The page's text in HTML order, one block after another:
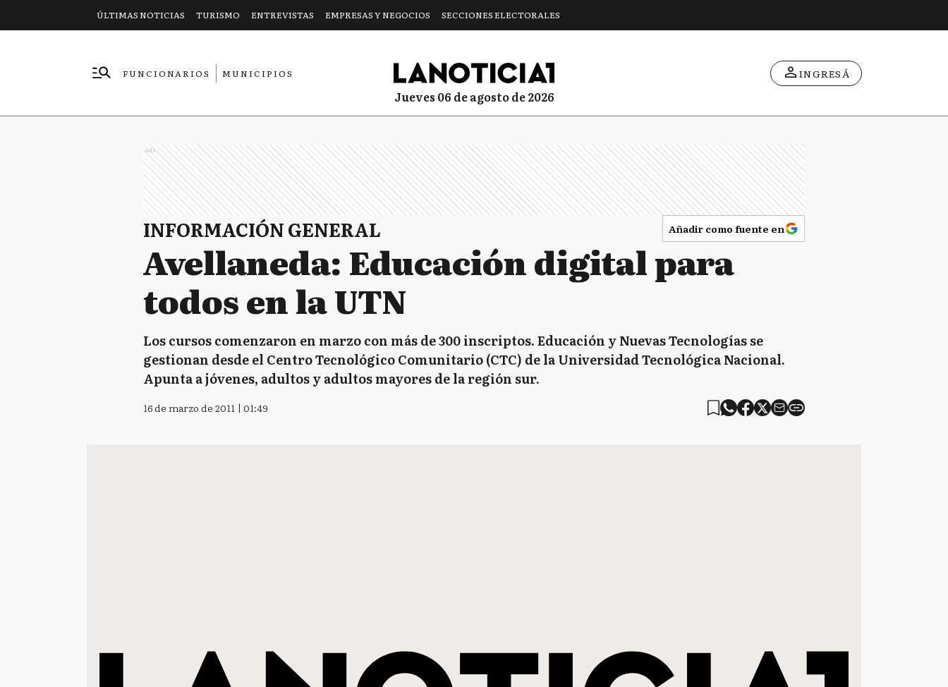
ÚLTIMAS NOTICIAS TURISMO ENTREVISTAS EMPRESAS Y NEGOCIOS SECCIONES ELECTORALES
FUNCIONARIOS
MUNICIPIOS
jueves 06 de agosto de 2026
INGRESÁ
Ads
INFORMACIÓN GENERAL Añadir como fuente en
Avellaneda: Educación digital para
todos en la UTN
Los cursos comenzaron en marzo con más de 300 inscriptos. Educación y Nuevas Tecnologías se
gestionan desde el Centro Tecnológico Comunitario (CTC) de la Universidad Tecnológica Nacional.
Apunta a jóvenes, adultos y adultos mayores de la región sur.
16 de marzo de 2011 | 01:49